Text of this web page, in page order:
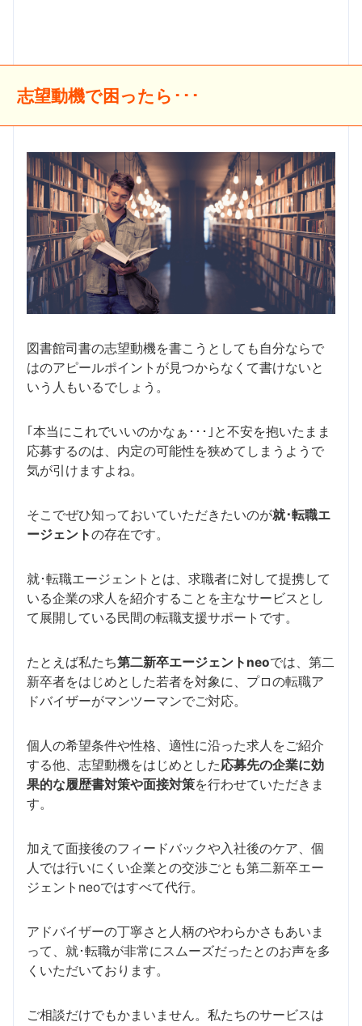
志望動機で困ったら･･･
図書館司書の志望動機を書こうとしても自分ならで
はのアピールポイントが見つからなくて書けないと
いう人もいるでしょう。
｢本当にこれでいいのかなぁ･･･｣と不安を抱いたまま
応募するのは、内定の可能性を狭めてしまうようで
気が引けますよね。
そこでぜひ知っておいていただきたいのが就･転職エ
ージェントの存在です。
就･転職エージェントとは、求職者に対して提携して
いる企業の求人を紹介することを主なサービスとし
て展開している民間の転職支援サポートです。
たとえば私たち第二新卒エージェントneoでは、第二
新卒者をはじめとした若者を対象に、プロの転職ア
ドバイザーがマンツーマンでご対応。
個人の希望条件や性格、適性に沿った求人をご紹介
する他、志望動機をはじめとした応募先の企業に効
果的な履歴書対策や面接対策を行わせていただきま
す。
加えて面接後のフィードバックや入社後のケア、個
人では行いにくい企業との交渉ごとも第二新卒エー
ジェントneoではすべて代行。
アドバイザーの丁寧さと人柄のやわらかさもあいま
って、就･転職が非常にスムーズだったとのお声を多
くいただいております。
ご相談だけでもかまいません。私たちのサービスは